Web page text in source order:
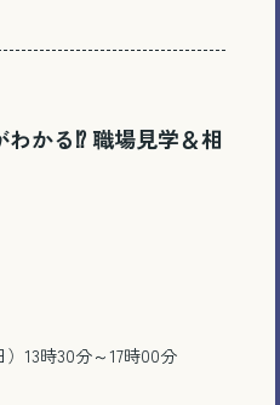
かる⁉ 職場見学＆相
13時30分～17時00分